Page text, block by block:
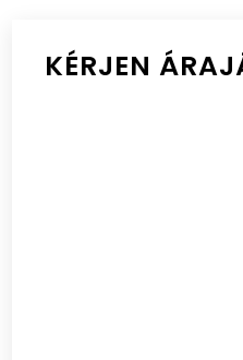
KÉRJEN